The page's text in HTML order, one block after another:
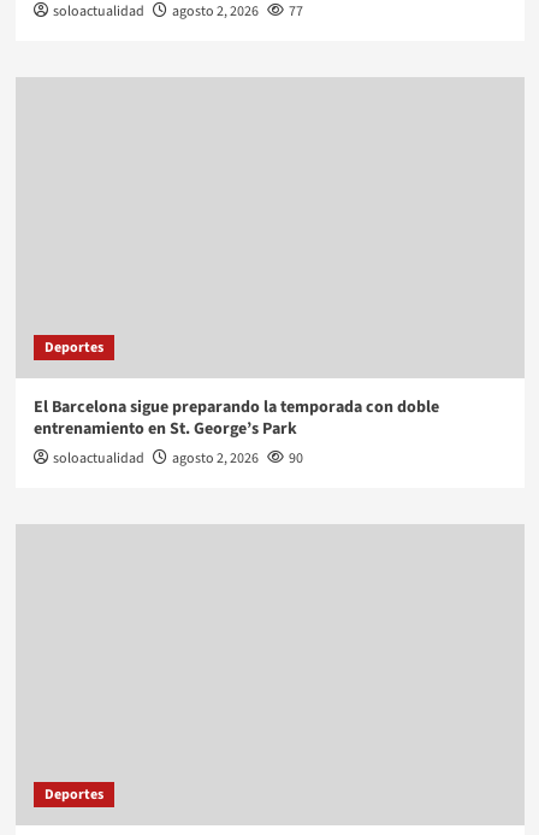
soloactualidad agosto 2, 2026 77
Deportes
El Barcelona sigue preparando la temporada con doble
entrenamiento en St. George’s Park
soloactualidad agosto 2, 2026 90
Deportes